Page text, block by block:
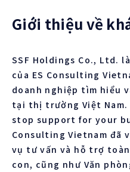
Giới thiệu về
SSF Holdings Co., Ltd.
của ES Consulting
doanh nghiệp tìm hiểu
tại thị trường Việt Nam.
stop support for your
Consulting Vietnam đã
vụ tư vấn và hỗ trợ
con, cũng như Văn